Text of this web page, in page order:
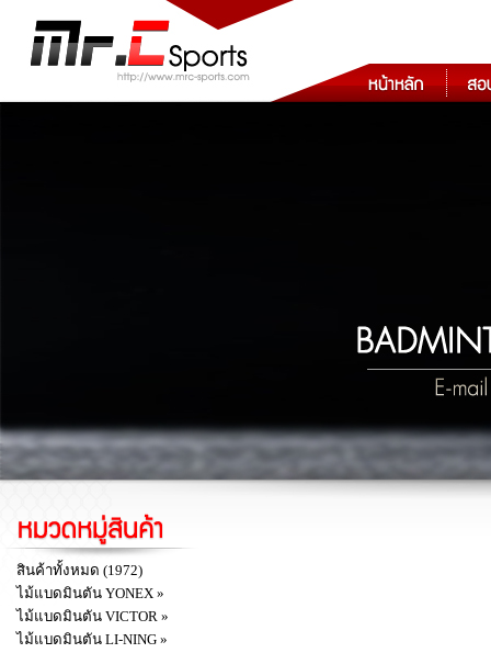
สินค้าทั้งหมด (1972)
ไม้แบดมินตัน YONEX »
ไม้แบดมินตัน VICTOR »
ไม้แบดมินตัน LI-NING »